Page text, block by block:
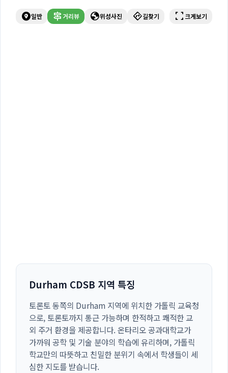
explore_nearby일반 signpost거리뷰 globe위성사진 directions길찾기 fullscreen 크게보기
Durham CDSB 지역 특징
토론토 동쪽의 Durham 지역에 위치한 가톨릭 교육청
으로, 토론토까지 통근 가능하며 한적하고 쾌적한 교
외 주거 환경을 제공합니다. 온타리오 공과대학교가
가까워 공학 및 기술 분야의 학습에 유리하며, 가톨릭
학교만의 따뜻하고 친밀한 분위기 속에서 학생들이 세
심한 지도를 받습니다.